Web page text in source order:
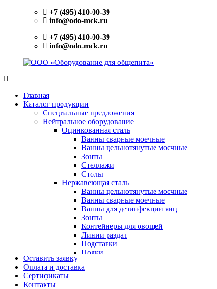
+7 (495) 410-00-39
info@odo-mck.ru
+7 (495) 410-00-39
info@odo-mck.ru
«Оборудование
общепита»
нейтрального
оборудования.
Поставки
теплового,
электромеханического
Главная
Каталог продукции
Специальные предложения
Нейтральное оборудование
Оцинкованная сталь
Ванны сварные моечные
Ванны цельнотянутые моечные
Зонты
Стеллажи
Столы
Нержавеющая сталь
Ванны цельнотянутые моечные
Ванны сварные моечные
Ванны для дезинфекции яиц
Зонты
Контейнеры для овощей
Линии раздач
Подставки
Полки
Столы
Тепловое оборудование
Оставить заявку
Оплата и доставка
Сертификаты
Контакты